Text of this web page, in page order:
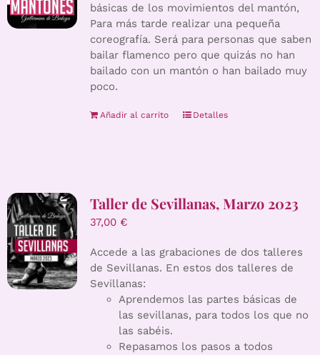
básicas de los movimientos del mantón,
Para más tarde realizar una pequeña
coreografía. Será para personas que saben
bailar flamenco pero que quizás no han
bailado con un mantón o han bailado muy
poco.
Añadir al carrito Detalles
Taller de Sevillanas, Marzo 2023
37,00 €
Accede a las grabaciones de dos talleres
de Sevillanas. En estos dos talleres de
Sevillanas:
Aprendemos las partes básicas de
las sevillanas, para todos los que no
las sabéis.
Repasamos los pasos a todos